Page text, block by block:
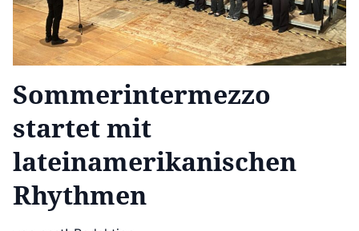
Sommerintermezzo
startet mit
lateinamerikanischen
Rhythmen